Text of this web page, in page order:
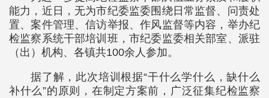
能力，近日，无为市纪委监委围绕日常监督、问责处
置、案件管理、信访举报、作风监督等内容，举办纪
检监察系统干部培训班，市纪委监委相关部室、派驻
（出）机构、各镇共100余人参加。
据了解，此次培训根据“干什么学什么，缺什么
补什么”的原则，在制定方案前，广泛征集纪检监察